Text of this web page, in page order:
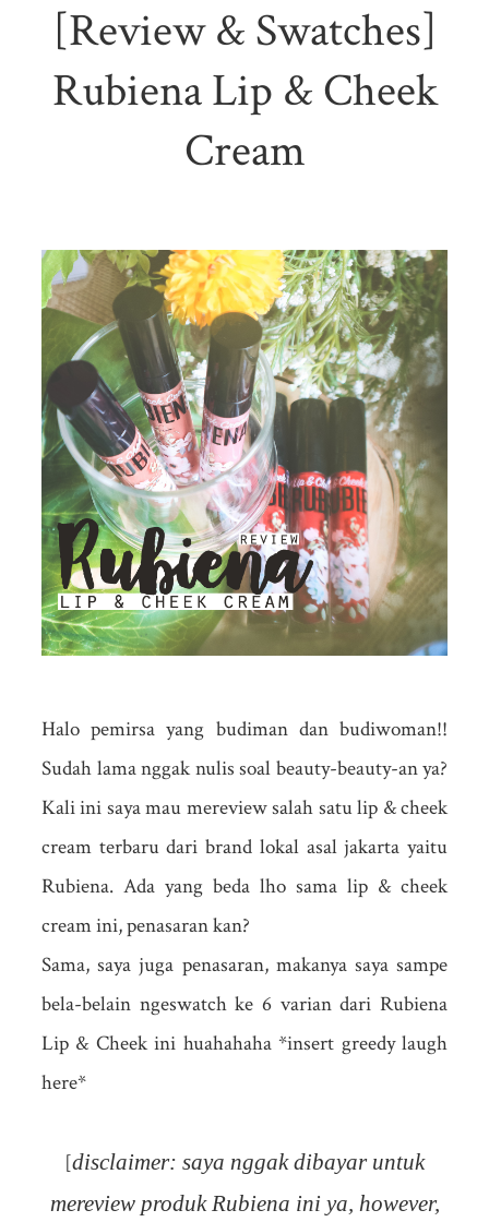
[Review & Swatches]
Rubiena Lip & Cheek
Cream
Halo pemirsa yang budiman dan budiwoman!!
Sudah lama nggak nulis soal beauty-beauty-an ya?
Kali ini saya mau mereview salah satu lip & cheek
cream terbaru dari brand lokal asal jakarta yaitu
Rubiena. Ada yang beda lho sama lip & cheek
cream ini, penasaran kan?
Sama, saya juga penasaran, makanya saya sampe
bela-belain ngeswatch ke 6 varian dari Rubiena
Lip & Cheek ini huahahaha *insert greedy laugh
here*
[disclaimer: saya nggak dibayar untuk
mereview produk Rubiena ini ya, however,